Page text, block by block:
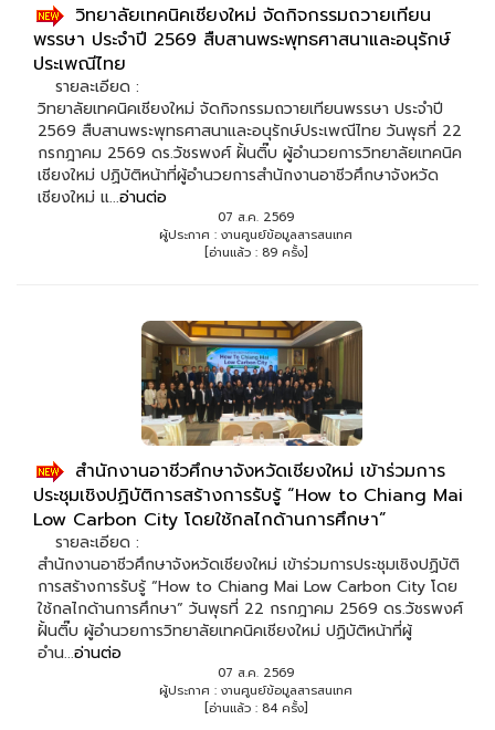
วิทยาลัยเทคนิคเชียงใหม่ จัดกิจกรรมถวายเทียน
พรรษา ประจำปี 2569 สืบสานพระพุทธศาสนาและอนุรักษ์
ประเพณีไทย
รายละเอียด :
วิทยาลัยเทคนิคเชียงใหม่ จัดกิจกรรมถวายเทียนพรรษา ประจำปี
2569 สืบสานพระพุทธศาสนาและอนุรักษ์ประเพณีไทย วันพุธที่ 22
กรกฎาคม 2569 ดร.วัชรพงศ์ ฝั้นติ๊บ ผู้อำนวยการวิทยาลัยเทคนิค
เชียงใหม่ ปฏิบัติหน้าที่ผู้อำนวยการสำนักงานอาชีวศึกษาจังหวัด
เชียงใหม่ แ...อ่านต่อ
07 ส.ค. 2569
ผู้ประกาศ : งานศูนย์ข้อมูลสารสนเทศ
[อ่านแล้ว : 89 ครั้ง]
สำนักงานอาชีวศึกษาจังหวัดเชียงใหม่ เข้าร่วมการ
ประชุมเชิงปฏิบัติการสร้างการรับรู้ “How to Chiang Mai
Low Carbon City โดยใช้กลไกด้านการศึกษา”
รายละเอียด :
สำนักงานอาชีวศึกษาจังหวัดเชียงใหม่ เข้าร่วมการประชุมเชิงปฏิบัติ
การสร้างการรับรู้ “How to Chiang Mai Low Carbon City โดย
ใช้กลไกด้านการศึกษา” วันพุธที่ 22 กรกฎาคม 2569 ดร.วัชรพงศ์
ฝั้นติ๊บ ผู้อำนวยการวิทยาลัยเทคนิคเชียงใหม่ ปฏิบัติหน้าที่ผู้
อำน...อ่านต่อ
07 ส.ค. 2569
ผู้ประกาศ : งานศูนย์ข้อมูลสารสนเทศ
[อ่านแล้ว : 84 ครั้ง]